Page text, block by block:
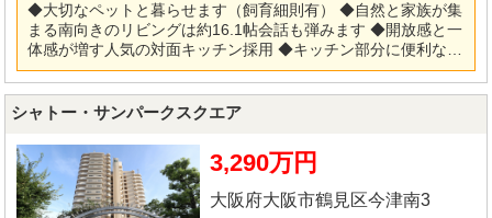
◆大切なペットと暮らせます（飼育細則有） ◆自然と家族が集
まる南向きのリビングは約16.1帖会話も弾みます ◆開放感と一
体感が増す人気の対面キッチン採用 ◆キッチン部分に便利な勝
手口有 ◆便利な全居室収納スペース付 ◆戸建感あふれる専用ポ
ーチ付!! ◆総戸数134戸・管理体制も良好です ★お好きな仕様
にリフォーム可能★ 弊社『リフォーム事業部』もございますの
ョン～アフターフォローまで「ワンストップ」でご対応致しま
す！ ※当社ではネットで他社様が広告している物件も同時に紹
介・案内可能です。 併せて内覧を希望される際は、物件名を担
当者までお申し付け下さい。
シャトー・サンパークスクエア
3,290万円
大阪府大阪市鶴見区今津南3